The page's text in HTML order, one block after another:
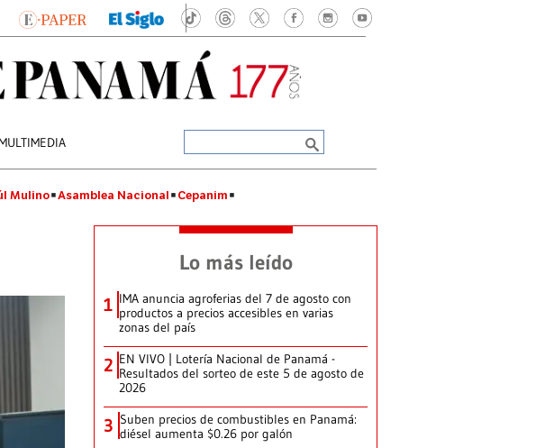
Mulino Asamblea Nacional Cepanim
Lo más leído
1 IMA anuncia agroferias del 7 de agosto con
productos a precios accesibles en varias
zonas del país
2 EN VIVO | Lotería Nacional de Panamá -
Resultados del sorteo de este 5 de agosto de
2026
3 Suben precios de combustibles en Panamá:
diésel aumenta $0.26 por galón